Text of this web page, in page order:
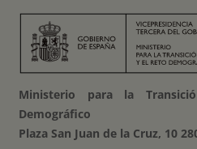
Ministerio para la
Demográfico
Plaza San Juan de la Cruz, 10